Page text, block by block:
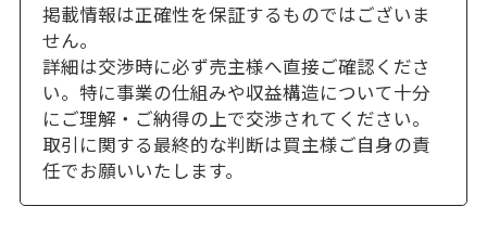
掲載情報は正確性を保証するものではございま
せん。
詳細は交渉時に必ず売主様へ直接ご確認くださ
い。特に事業の仕組みや収益構造について十分
にご理解・ご納得の上で交渉されてください。
取引に関する最終的な判断は買主様ご自身の責
任でお願いいたします。